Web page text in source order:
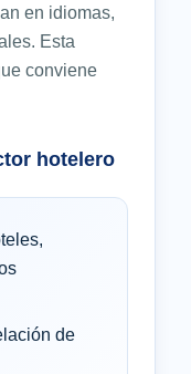
en idiomas,
Esta
conviene
hotelero
de